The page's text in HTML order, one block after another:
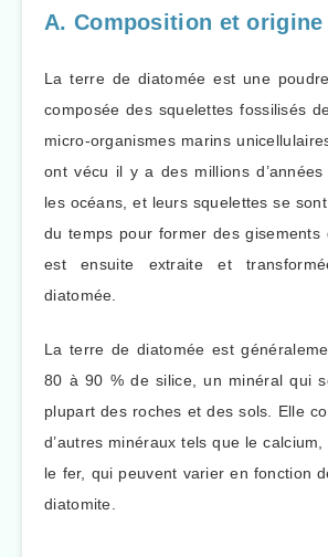
A. Composition et origine
La terre de diatomée est une
composée des squelettes fossilisés
micro-organismes marins
ont vécu il y a des millions
les océans, et leurs squelettes se
du temps pour former des gisements
est ensuite extraite et
diatomée.
La terre de diatomée est
80 à 90 % de silice, un minéral qui
plupart des roches et des sols. Elle
d’autres minéraux tels que le
le fer, qui peuvent varier en fonction
diatomite.